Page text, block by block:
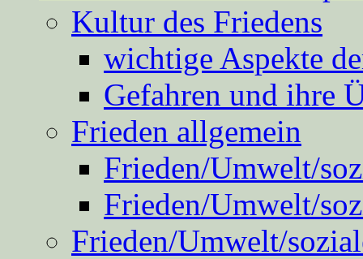
Kultur des Friedens
wichtige Aspekte
Gefahren und ihre
Frieden allgemein
Frieden/Umwelt/
Frieden/Umwelt/
Frieden/Umwelt/